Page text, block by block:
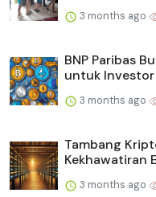
3 months ago
BNP Paribas
untuk Investor
3 months ago
Tambang
Kekhawatiran
3 months ago